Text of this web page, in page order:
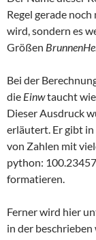
Regel gerade
wird, sondern es
Größen
Bei der
die Einwtaucht
Dieser Ausdruck
erläutert. Er gibt
von Zahlen mit
python:
formatieren.
Ferner wird hier
in der